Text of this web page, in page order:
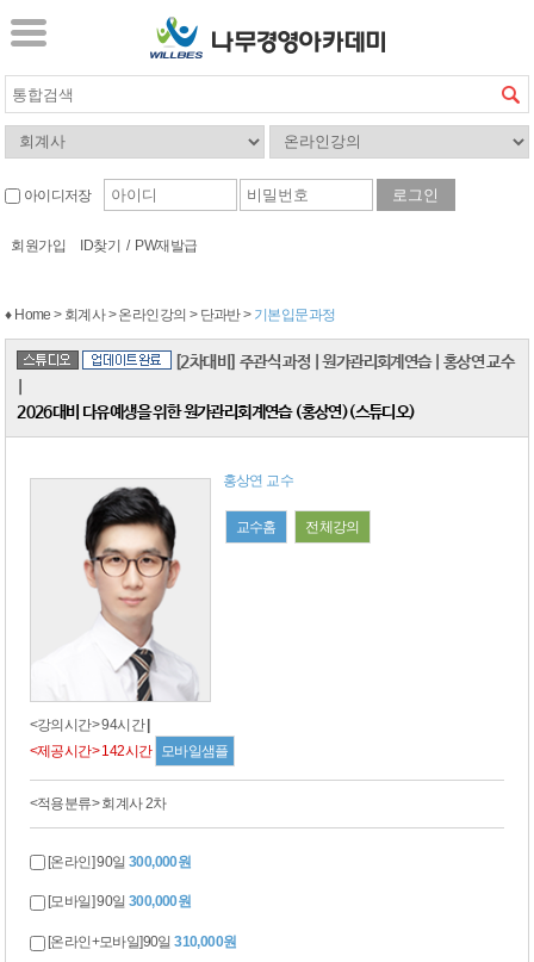
아이디저장
회원가입 ID찾기 / PW재발급
♦ Home > 회계사 > 온라인강의 > 단과반 > 기본입문과정
[2차대비] 주관식 과정 원가관리회계연습 홍상연 교수
2026대비 다유예생을 위한 원가관리회계연습 (홍상연)(스튜디오)
홍상연 교수
교수홈 전체강의
<강의시간> 94시간
<제공시간> 142시간
모바일샘플
<적용분류> 회계사 2차
[온라인] 90일300,000원
[모바일] 90일300,000원
[온라인+모바일]90일310,000원